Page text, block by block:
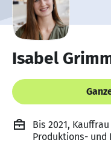
Isabel
Bis 2021,
Produktions- und